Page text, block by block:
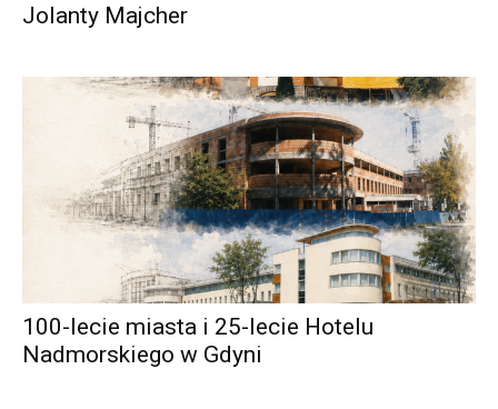
Jolanty Majcher
100-lecie miasta i 25-lecie Hotelu
Nadmorskiego w Gdyni